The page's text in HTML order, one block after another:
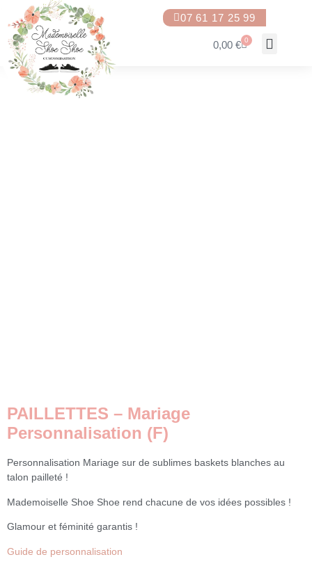
0,00 € 0
07 61 17 25 99
PAILLETTES – Mariage
Personnalisation (f)
Personnalisation Mariage sur de sublimes baskets blanches au
talon pailleté !
Mademoiselle Shoe Shoe rend chacune de vos idées possibles !
Glamour et féminité garantis !
Guide de personnalisation